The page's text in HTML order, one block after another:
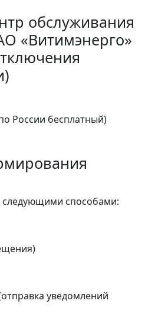
обслуживания
«Витимэнерго»
России бесплатный)
способами:
уведомлений